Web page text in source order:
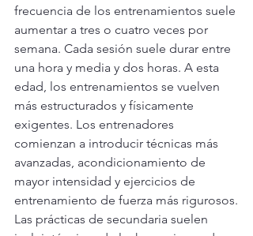
frecuencia de los entrenamientos suele
aumentar a tres o cuatro veces por
semana. Cada sesión suele durar entre
una hora y media y dos horas. A esta
edad, los entrenamientos se vuelven
más estructurados y físicamente
exigentes. Los entrenadores
comienzan a introducir técnicas más
avanzadas, acondicionamiento de
mayor intensidad y ejercicios de
entrenamiento de fuerza más rigurosos.
Las prácticas de secundaria suelen